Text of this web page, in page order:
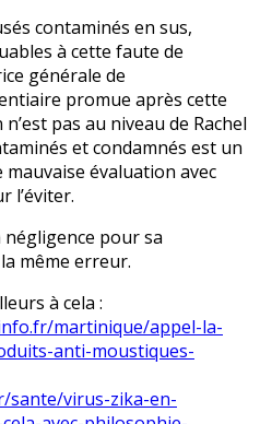
contaminés en sus,
à cette faute de
générale de
promue après cette
pas au niveau de Rachel
et condamnés est un
évaluation avec
l’éviter.
négligence pour sa
même erreur.
à cela :
martinique/appel-la-
anti-moustiques-
sante/virus-zika-en-